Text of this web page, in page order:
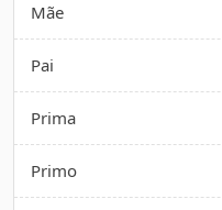
Mãe
Pai
Prima
Primo